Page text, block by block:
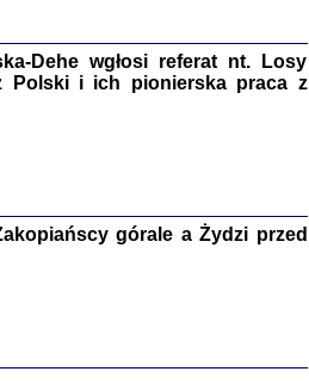
NAM KOLEJNA GODZINA ...
w ukryciu w latach 1943-1944
Engelking, tłum. z jidysz Monika
Dehe wgłosi referat nt. Losy
Polski i ich pionierska praca z
górale a Żydzi przed